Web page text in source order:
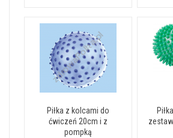
Piłka z kolcami do
ćwiczeń 20cm i z
pompką